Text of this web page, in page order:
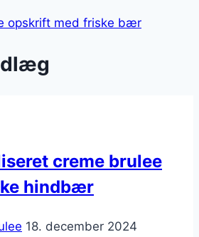
opskrift med friske bær
creme brulee
hindbær
18. december 2024